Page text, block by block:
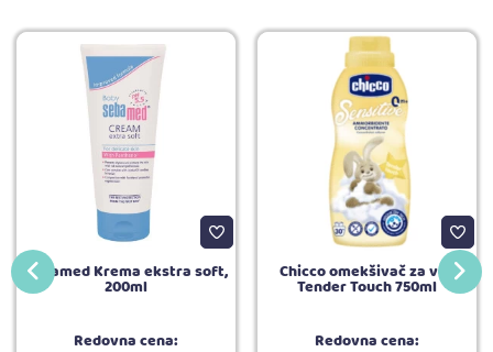
Sebamed Krema ekstra soft,
200ml
Redovna cena:
Chicco omekšivač za veš
Tender Touch 750ml
Redovna cena: